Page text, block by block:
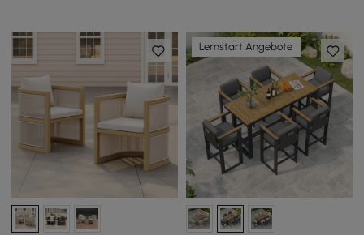
Lernstart Angebote